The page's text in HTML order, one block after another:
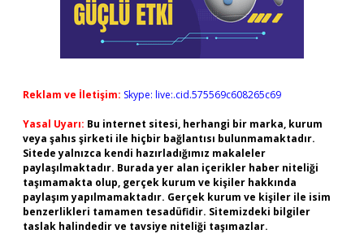
Reklam ve İletişim: Skype: live:.cid.575569c608265c69
Yasal Uyarı: Bu internet sitesi, herhangi bir marka, kurum
veya şahıs şirketi ile hiçbir bağlantısı bulunmamaktadır.
Sitede yalnızca kendi hazırladığımız makaleler
paylaşılmaktadır. Burada yer alan içerikler haber niteliği
taşımamakta olup, gerçek kurum ve kişiler hakkında
paylaşım yapılmamaktadır. Gerçek kurum ve kişiler ile isim
benzerlikleri tamamen tesadüfidir. Sitemizdeki bilgiler
taslak halindedir ve tavsiye niteliği taşımazlar.